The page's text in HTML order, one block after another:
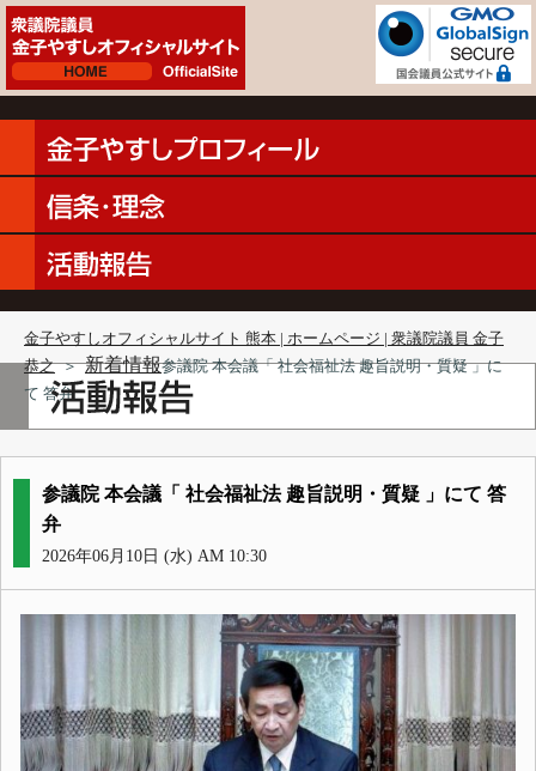
金子やすしオフィシャルサイト 熊本 | ホームページ | 衆議院議員 金子
恭之 ＞ 新着情報参議院 本会議「 社会福祉法 趣旨説明・質疑 」に
て 答弁
参議院 本会議「 社会福祉法 趣旨説明・質疑 」にて 答
弁
2026年06月10日 (水) AM 10:30